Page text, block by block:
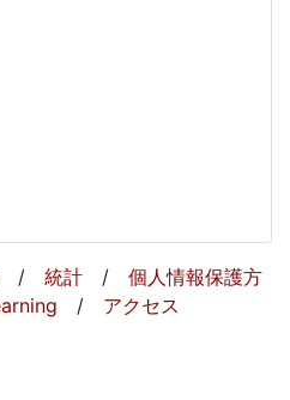
/ 統計 / 個人情報保護方
/ アクセス